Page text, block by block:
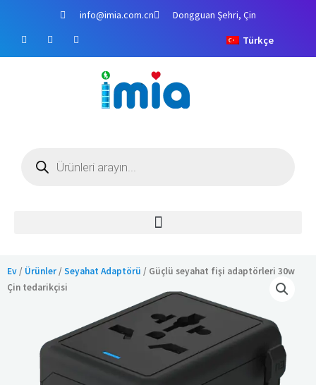
info@imia.com.cn Dongguan Şehri, Çin
F
a
c
Y
o
u
i
n
s
Türkçe
Ev/ Ürünler/Seyahat Adaptörü / Güçlü seyahat fişi adaptörleri 30w
Çin tedarikçisi